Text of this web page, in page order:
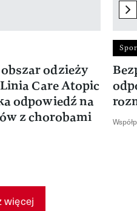
odzieży
Care Atopic
odpowiedź na
z chorobami
więcej